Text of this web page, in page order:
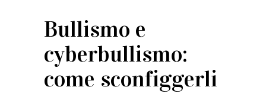
Bullismo e
cyberbullismo:
come sconfiggerli